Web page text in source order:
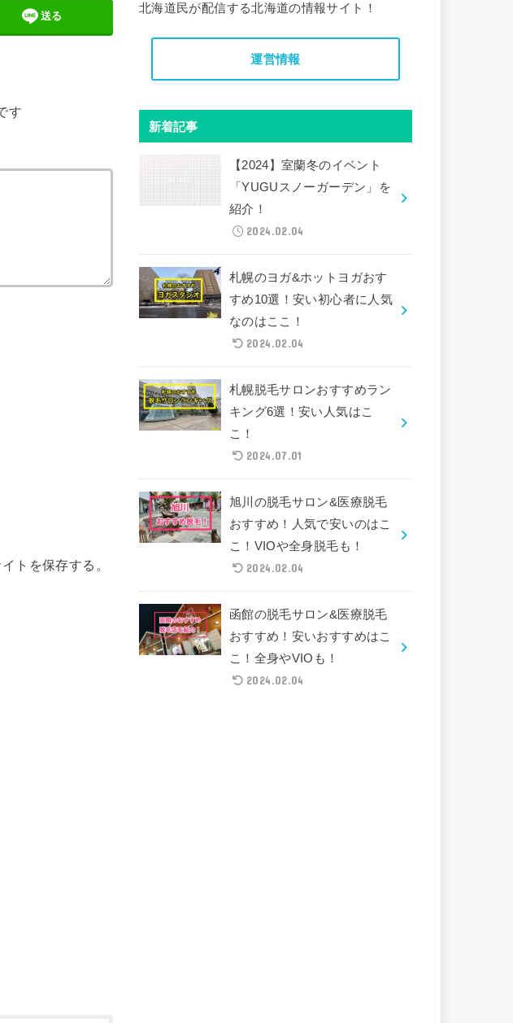
送る
す
トを保存する。
北海道民が配信する北海道の情報サイト！
運営情報
新着記事
【2024】室蘭冬のイベント
「YUGUスノーガーデン」を
紹介！
2024.02.04
札幌のヨガ&ホットヨガおす
すめ10選！安い初心者に人気
なのはここ！
2024.02.04
札幌脱毛サロンおすすめラン
キング6選！安い人気はこ
こ！
2024.07.01
旭川の脱毛サロン&医療脱毛
おすすめ！人気で安いのはこ
こ！VIOや全身脱毛も！
2024.02.04
函館の脱毛サロン&医療脱毛
おすすめ！安いおすすめはこ
こ！全身やVIOも！
2024.02.04